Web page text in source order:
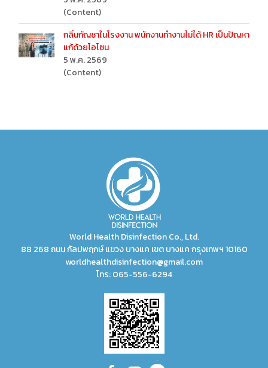
(Content)
กลิ่นกัญชาในโรงงาน พนักงานทำงานไม่ได้ HR เป็นปัญหา
แก้ด้วยโอโซน
5 พ.ค. 2569
(Content)
World Health Disinfection Co., Ltd.
88 268 ถนน กัลปพฤกษ์ แขวง บางแค เขต บางแค กรุงเทพฯ 10160
worldhealthdisinfection@gmail.com
โทร:065-556-6294